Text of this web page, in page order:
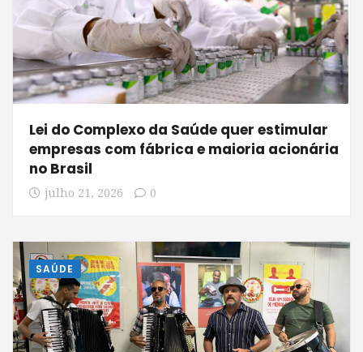
Lei do Complexo da Saúde quer estimular
empresas com fábrica e maioria acionária
no Brasil
julho 21, 2026 0
SAÚDE